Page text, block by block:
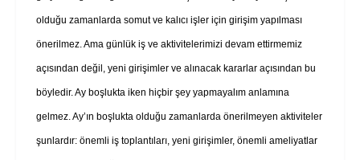
olduğu zamanlarda somut ve kalıcı işler için girişim yapılması
önerilmez. Ama günlük iş ve aktivitelerimizi devam ettirmemiz
açısından değil, yeni girişimler ve alınacak kararlar açısından bu
böyledir. Ay boşlukta iken hiçbir şey yapmayalım anlamına
gelmez. Ay’ın boşlukta olduğu zamanlarda önerilmeyen aktiviteler
şunlardır: önemli iş toplantıları, yeni girişimler, önemli ameliyatlar